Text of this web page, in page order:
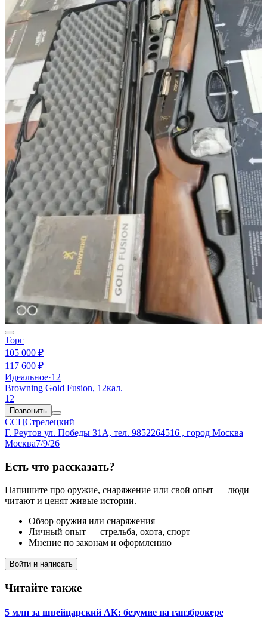
Торг
105 000 ₽
117 600 ₽
Идеальное·12
Browning Gold Fusion, 12кал.
12
Позвонить
ССЦСтрелецкий
Г. Реутов ул. Победы 31А, тел. 9852264516 , город Москва
Москва7/9/26
Есть что рассказать?
Напишите про оружие, снаряжение или свой опыт — люди
читают и ценят живые истории.
Обзор оружия или снаряжения
Личный опыт — стрельба, охота, спорт
Мнение по законам и оформлению
Войти и написать
Читайте также
5 млн за швейцарский АК: безумие на ганзброкере